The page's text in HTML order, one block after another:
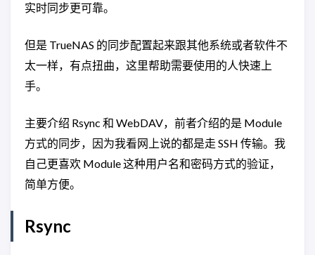
实时同步更可靠。
但是 TrueNAS 的同步配置起来跟其他系统或者软件不
太一样，有点扭曲，这里帮助需要使用的人快速上
手。
主要介绍 Rsync 和 WebDAV，前者介绍的是 Module
方式的同步，因为我看网上说的都是走 SSH 传输。我
自己更喜欢 Module 这种用户名和密码方式的验证，
简单方便。
Rsync